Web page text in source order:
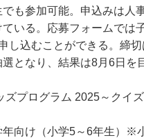
も参加可能。申込みは人
いる。応募フォームでは
し込むことができる。締
となり、結果は8月6日を
プログラム 2025～クイ
年向け（小学5～6年生）※